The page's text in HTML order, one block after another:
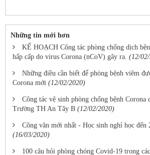
Những tin mới hơn
KẾ HOẠCH Công tác phòng chống dịch
hấp cấp do virus Corona (nCoV) gây ra. (12/
Những điều cần biết để phòng bệnh viêm
Corona mới (12/02/2020)
Công tác vệ sinh phòng chống bệnh Corona
Trường TH An Tây B (12/02/2020)
Công văn mới nhất - Học sinh nghỉ học đến
(16/03/2020)
100 câu hỏi phòng chóng Covid-19 trong